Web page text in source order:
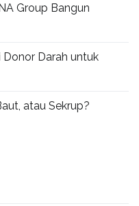
Group Bangun
Donor Darah untuk
atau Sekrup?